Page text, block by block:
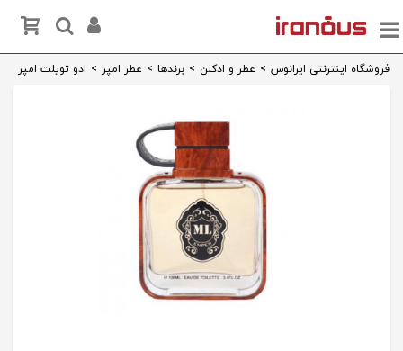
فروشگاه اینترنتی ایرانوس > عطر و ادکلن > برندها > عطر امپر > ادو تویلت امپر Memories London